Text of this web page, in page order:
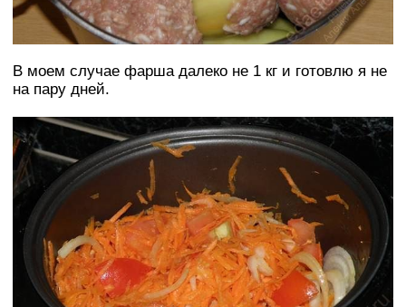
В моем случае фарша далеко не 1 кг и готовлю я не
на пару дней.